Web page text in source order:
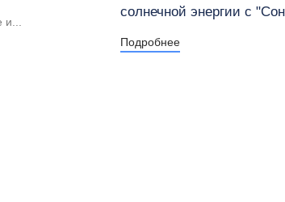
солнечной энергии с
Подробнее